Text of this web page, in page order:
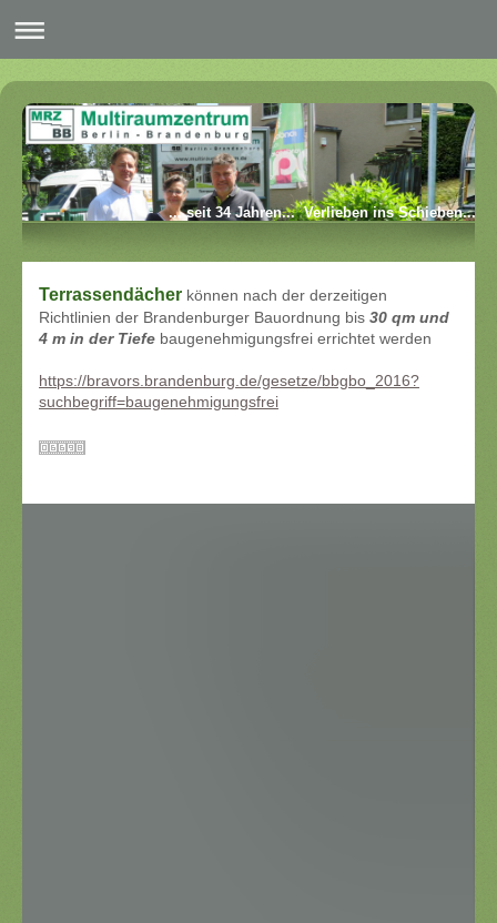
... seit 34 Jahren... Verlieben ins Schieben...
Terrassendächer können nach der derzeitigen
Richtlinien der Brandenburger Bauordnung bis 30 qm und
4 m in der Tiefe baugenehmigungsfrei errichtet werden
https://bravors.brandenburg.de/gesetze/bbgbo_2016?
suchbegriff=baugenehmigungsfrei